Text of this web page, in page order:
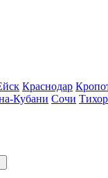
Краснодар
Кубани Сочи